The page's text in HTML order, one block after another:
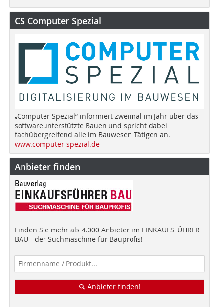
CS Computer Spezial
„Computer Spezial“ informiert zweimal im Jahr über das
softwareunterstützte Bauen und spricht dabei
fachübergreifend alle im Bauwesen Tätigen an.
www.computer-spezial.de
Anbieter finden
Finden Sie mehr als 4.000 Anbieter im EINKAUFSFÜHRER
BAU - der Suchmaschine für Bauprofis!
Anbieter finden!